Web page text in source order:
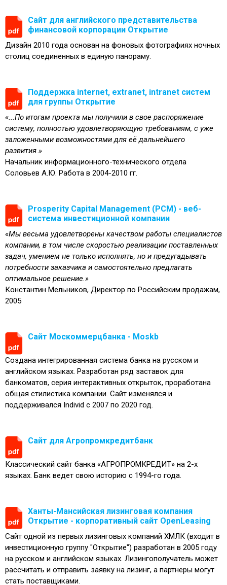
Сайт для английского представительства
финансовой корпорации Открытие
Дизайн 2010 года основан на фоновых фотографиях ночных
столиц соединенных в единую панораму.
Поддержка internet, extranet, intranet систем
для группы Открытие
«...По итогам проекта мы получили в свое распоряжение
систему, полностью удовлетворяющую требованиям, с уже
заложенными возможностями для её дальнейшего
развития.»
Начальник информационного-технического отдела
Соловьев А.Ю. Работа в 2004-2010 гг.
Prosperity Capital Management (PCM) - веб-
система инвестиционной компании
«Мы весьма удовлетворены качеством работы специалистов
компании, в том числе скоростью реализации поставленных
задач, умением не только исполнять, но и предугадывать
потребности заказчика и самостоятельно предлагать
оптимальное решение.»
Константин Мельников, Директор по Российским продажам,
2005
Сайт Москоммерцбанка - Moskb
Создана интегрированная система банка на русском и
английском языках. Разработан ряд заставок для
банкоматов, серия интерактивных открыток, проработана
общая стилистика компании. Сайт изменялся и
поддерживался Individ с 2007 по 2020 год.
Сайт для Агропромкредитбанк
Классический сайт банка «АГРОПРОМКРЕДИТ» на 2-х
языках. Банк ведет свою историю с 1994-го года.
Ханты-Мансийская лизинговая компания
Открытие - корпоративный сайт OpenLeasing
Сайт одной из первых лизинговых компаний ХМЛК (входит в
инвестиционную группу "Открытие") разработан в 2005 году
на русском и английском языках. Лизингополучатель может
рассчитать и отправить заявку на лизинг, а партнеры могут
стать поставщиками.